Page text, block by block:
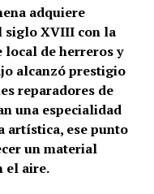
adquiere
siglo XVIII con la
de herreros y
alcanzó prestigio
reparadores de
una especialidad
artística, ese punto
un material
el aire.